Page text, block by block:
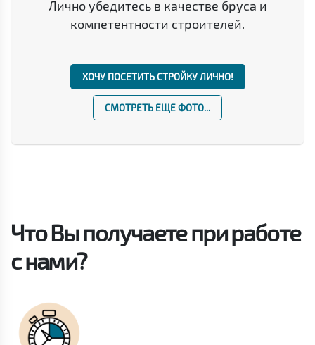
Лично убедитесь в качестве бруса и
компетентности строителей.
ХОЧУ ПОСЕТИТЬ СТРОЙКУ ЛИЧНО!
СМОТРЕТЬ ЕЩЕ ФОТО...
Что Вы получаете при работе
с нами?